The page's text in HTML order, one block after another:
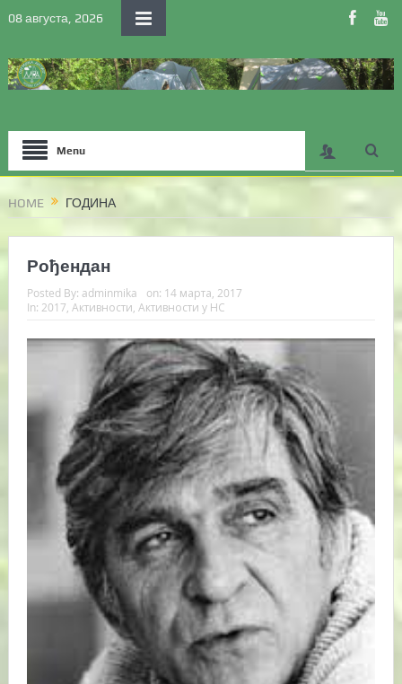
08 августа, 2026
Menu
HOME ГОДИНА
Рођендан
Posted By: adminmika on: 14 марта, 2017
In: 2017 Активности Активности у НС